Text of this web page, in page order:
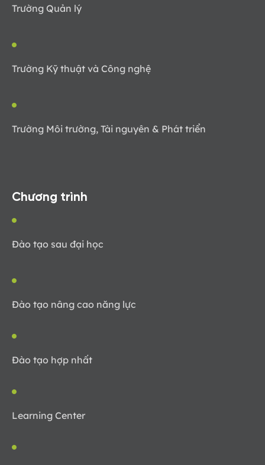
Trường Quản lý
Trường Kỹ thuật và Công nghệ
Trường Môi trường, Tài nguyên & Phát triển
Chương trình
Đào tạo sau đại học
Đào tạo nâng cao năng lực
Đào tạo hợp nhất
Learning Center